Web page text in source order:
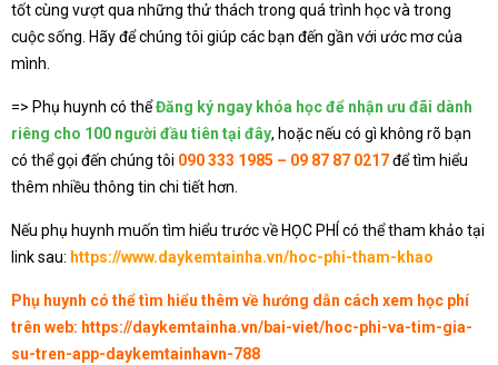
tốt cùng vượt qua những thử thách trong quá trình học và trong
cuộc sống. Hãy để chúng tôi giúp các bạn đến gần với ước mơ của
mình.
=> Phụ huynh có thểĐăng ký ngay khóa học để nhận ưu đãi dành
riêng cho 100 người đầu tiên tại đây, hoặc nếu có gì không rõ bạn
có thể gọi đến chúng tôi 090 333 1985 – 09 87 87 0217để tìm hiểu
thêm nhiều thông tin chi tiết hơn.
Nếu phụ huynh muốn tìm hiểu trước về HỌC PHÍ có thể tham khảo tại
link sau: https://www.daykemtainha.vn/hoc-phi-tham-khao
Phụ huynh có thể tìm hiểu thêm về hướng dẫn cách xem học phí
trên web: https://daykemtainha.vn/bai-viet/hoc-phi-va-tim-gia-
su-tren-app-daykemtainhavn-788